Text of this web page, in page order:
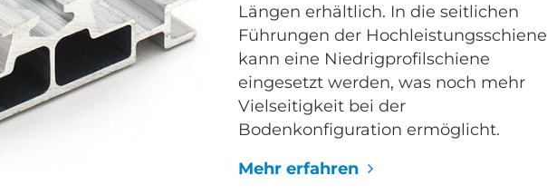
Längen erhältlich. In die seitlichen
Führungen der Hochleistungsschiene
kann eine Niedrigprofilschiene
eingesetzt werden, was noch mehr
Vielseitigkeit bei der
Bodenkonfiguration ermöglicht.
Mehr erfahren